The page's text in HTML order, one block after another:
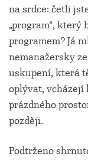
na srdce: četli
„program“,
programem? Já
nemanažersky
uskupení, která
oplývat,
prázdného
později.
Podtrženo